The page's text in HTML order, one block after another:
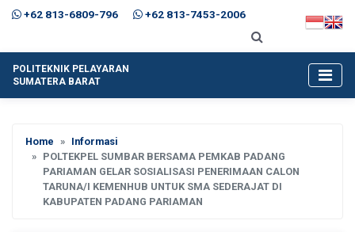
+62 813-6809-796 +62 813-7453-2006
POLITEKNIK PELAYARAN
SUMATERA BARAT
Home
Informasi
POLTEKPEL SUMBAR BERSAMA PEMKAB PADANG
PARIAMAN GELAR SOSIALISASI PENERIMAAN CALON
TARUNA/I KEMENHUB UNTUK SMA SEDERAJAT DI
KABUPATEN PADANG PARIAMAN